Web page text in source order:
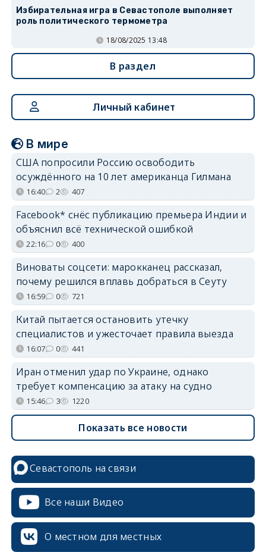
Избирательная игра в Севастополе выполняет
роль политического термометра
18/08/2025 13:48
В раздел
Личный кабинет
В мире
США попросили Россию освободить
осуждённого на 10 лет американца Гилмана
16:40 2 407
Facebook* снёс публикацию премьера Индии и
объяснил всё технической ошибкой
22:16 0 400
Виноваты соцсети: марокканец рассказал,
почему решился вплавь добраться в Сеуту
16:59 0 721
Китай пытается остановить утечку
специалистов и ужесточает правила выезда
16:07 0 441
Иран отменил удар по Украине, однако
требует компенсацию за атаку на судно
15:46 3 1220
Показать все новости
Севастополь на связи
Все наши Видео
О местном для местных